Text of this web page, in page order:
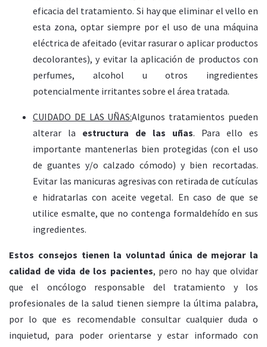
eficacia del tratamiento. Si hay que eliminar el vello en
esta zona, optar siempre por el uso de una máquina
eléctrica de afeitado (evitar rasurar o aplicar productos
decolorantes), y evitar la aplicación de productos con
perfumes, alcohol u otros ingredientes
potencialmente irritantes sobre el área tratada.
CUIDADO DE LAS UÑAS:Algunos tratamientos pueden
alterar la estructura de las uñas. Para ello es
importante mantenerlas bien protegidas (con el uso
de guantes y/o calzado cómodo) y bien recortadas.
Evitar las manicuras agresivas con retirada de cutículas
e hidratarlas con aceite vegetal. En caso de que se
utilice esmalte, que no contenga formaldehído en sus
ingredientes.
Estos consejos tienen la voluntad única de mejorar la
calidad de vida de los pacientes, pero no hay que olvidar
que el oncólogo responsable del tratamiento y los
profesionales de la salud tienen siempre la última palabra,
por lo que es recomendable consultar cualquier duda o
inquietud, para poder orientarse y estar informado con